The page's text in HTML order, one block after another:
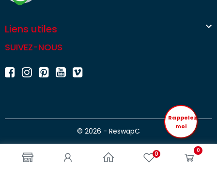
0 0
Liens utiles 
SUIVEZ-NOUS
© 2026 - ReswapC
Rappelez
moi